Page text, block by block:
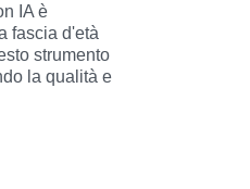
IA è
fascia d'età
strumento
la qualità e